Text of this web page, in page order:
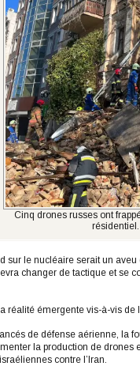
Cinq drones russes ont
sur le nucléaire serait un
changer de tactique et se
réalité émergente vis-à-vis
de défense aérienne, la
la production de drones
contre l’Iran.